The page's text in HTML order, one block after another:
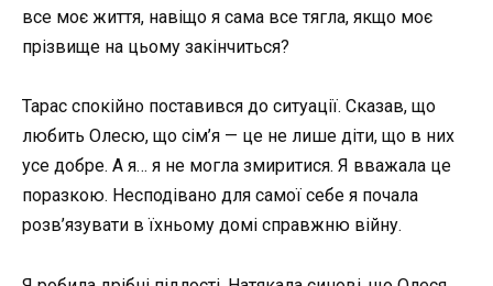
все моє життя, навіщо я сама все тягла, якщо моє
прізвище на цьому закінчиться?
Тарас спокійно поставився до ситуації. Сказав, що
любить Олесю, що сім’я — це не лише діти, що в них
усе добре. А я… я не могла змиритися. Я вважала це
поразкою. Несподівано для самої себе я почала
розв’язувати в їхньому домі справжню війну.